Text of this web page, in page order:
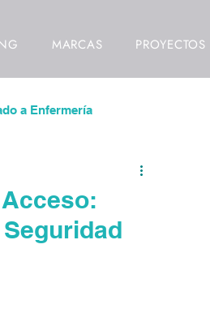
MARCAS PROYECTOS
a Enfermería
Señalización Digital